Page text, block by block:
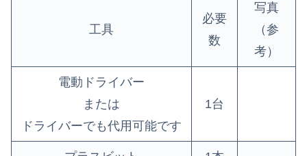
工具
必要
数
写真
（参
考）
電動ドライバー
または
ドライバーでも代用可能です
1台